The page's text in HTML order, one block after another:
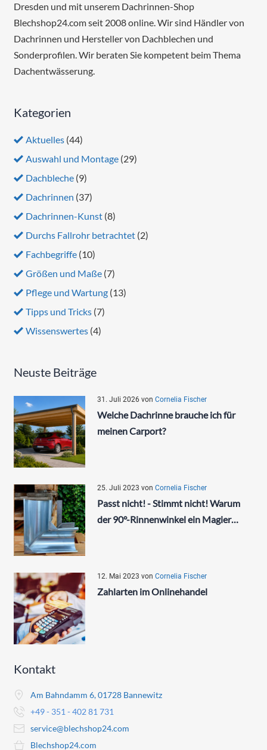
Dresden und mit unserem Dachrinnen-Shop
Blechshop24.com seit 2008 online. Wir sind Händler von
Dachrinnen und Hersteller von Dachblechen und
Sonderprofilen. Wir beraten Sie kompetent beim Thema
Dachentwässerung.
Kategorien
Aktuelles (44)
Auswahl und Montage (29)
Dachbleche (9)
Dachrinnen (37)
Dachrinnen-Kunst (8)
Durchs Fallrohr betrachtet (2)
Fachbegriffe (10)
Größen und Maße (7)
Pflege und Wartung (13)
Tipps und Tricks (7)
Wissenswertes (4)
Neuste Beiträge
31. Juli 2026 von Cornelia Fischer
Welche Dachrinne brauche ich für
meinen Carport?
25. Juli 2023 von Cornelia Fischer
Passt nicht! - Stimmt nicht! Warum
der 90°-Rinnenwinkel ein Magier…
12. Mai 2023 von Cornelia Fischer
Zahlarten im Onlinehandel
Kontakt
Am Bahndamm 6, 01728 Bannewitz
+49 - 351 - 402 81 731
service@blechshop24.com
Blechshop24.com